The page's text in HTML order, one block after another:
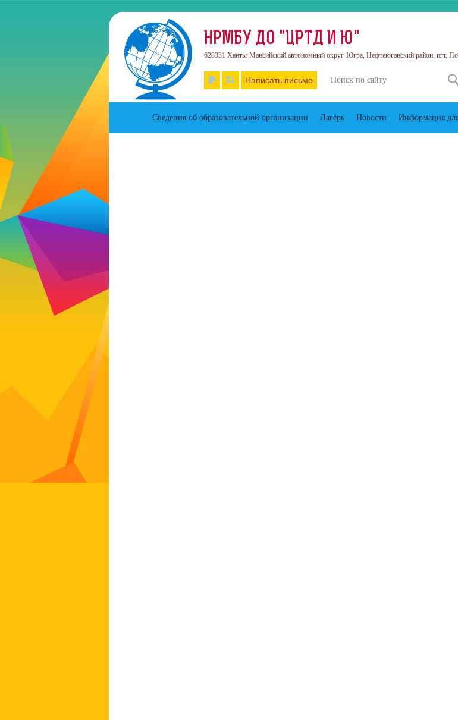
НРМБУ ДО "ЦРТД И Ю"
628331 Ханты-Мансийский автономный округ-Югра, Нефтеюганский район, пгт.
Написать письмо
Сведения об образовательной организации Лагерь Новости Информация